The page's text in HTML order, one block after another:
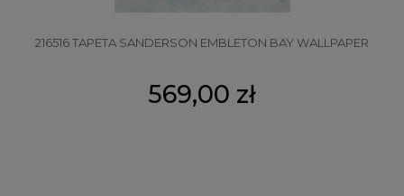
216516 TAPETA SANDERSON EMBLETON BAY WALLPAPER
569,00 zł